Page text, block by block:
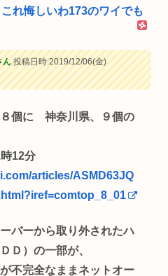
れ悔しいわ173のワイでも
ん投稿日時:2019/12/06(金)
個に 神奈川県、９個の
12分
articles/ASMD63JQ
バーから取り外されたハ
Ｄ）の一部が、
不完全なままネットオー